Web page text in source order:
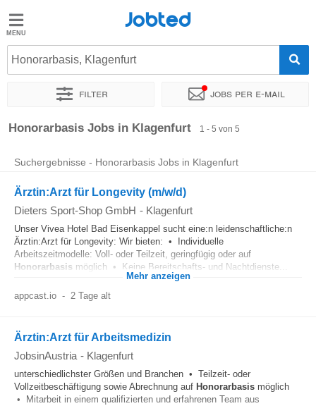
Jobted
Jobs
Jobted
Honorarbasis, Klagenfurt
Filter Jobs per e-mail
Sortieren nach Genauer Standort Unternehmen
Honorarbasis Jobs in Klagenfurt 1 - 5 von 5
Suchergebnisse - Honorarbasis Jobs in Klagenfurt
Ärztin:Arzt für Longevity (m/w/d)
Dieters Sport-Shop GmbH - Klagenfurt
Unser Vivea Hotel Bad Eisenkappel sucht eine:n leidenschaftliche:n
Ärztin:Arzt für Longevity: Wir bieten: • Individuelle
Arbeitszeitmodelle: Voll- oder Teilzeit, geringfügig oder auf
Honorarbasis möglich • Keine Bereitschafts- und Nachtdienste...
Mehr anzeigen
appcast.io - 2 Tage alt
Ärztin:Arzt für Arbeitsmedizin
JobsinAustria - Klagenfurt
unterschiedlichster Größen und Branchen • Teilzeit‑ oder
Vollzeitbeschäftigung sowie Abrechnung auf Honorarbasis möglich
• Mitarbeit in einem qualifizierten und erfahrenen Team aus